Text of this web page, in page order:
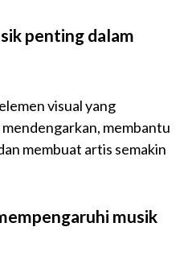
penting dalam
visual yang
membantu
membuat artis semakin
musik